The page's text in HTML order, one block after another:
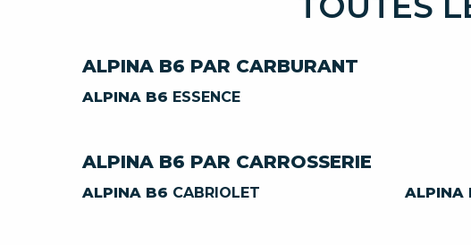
ALPINA B6 PAR CARBURANT
ALPINA B6 ESSENCE
ALPINA B6 PAR CARROSSERIE
ALPINA B6 CABRIOLET ALPINA